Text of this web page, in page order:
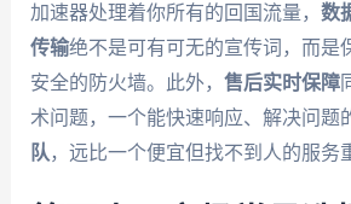
加速器处理着你所有的回国流量， 数
传输绝不是可有可无的宣传词，而是
安全的防火墙。此外， 售后实时保障
术问题，一个能快速响应、解决问题
队 ，远比一个便宜但找不到人的服务